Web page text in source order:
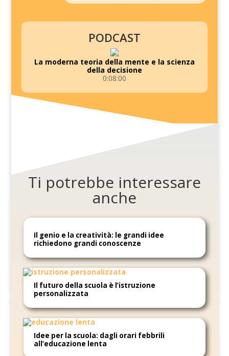
PODCAST
La moderna teoria della mente e la scienza
della decisione
0:08:00
Ti potrebbe interessare
anche
Il genio e la creatività: le grandi idee
richiedono grandi conoscenze
Il futuro della scuola è l’istruzione
personalizzata
Idee per la scuola: dagli orari febbrili
all’educazione lenta